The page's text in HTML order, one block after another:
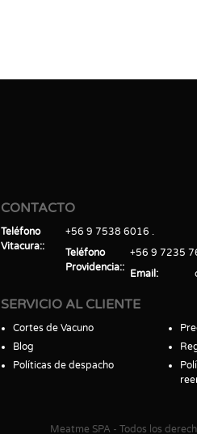
CONTACTO
Teléfono
Vitacura:
+56 9 7538 6016
Teléfono
Providencia:
+56 9 7235
Email
SERVICIO AL CLIENTE
Cortes de Vacuno
Blog
Políticas de despacho
Meatme SPA - Todos los